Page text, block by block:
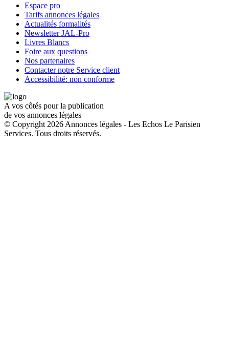
Espace pro
Tarifs annonces légales
Actualités formalités
Newsletter JAL-Pro
Livres Blancs
Foire aux questions
Nos partenaires
Contacter notre Service client
Accessibilité: non conforme
A vos côtés pour la publication
de vos annonces légales
© Copyright 2026 Annonces légales - Les Echos Le Parisien
Services. Tous droits réservés.